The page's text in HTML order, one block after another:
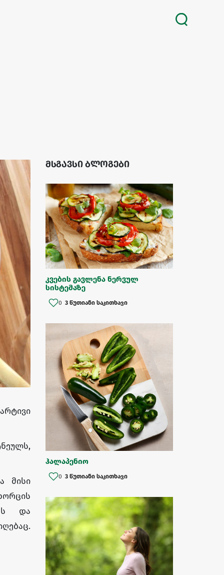
მისი
და
მსგავსი ბლოგები
კვების გავლენა ნერვულ
სისტემაზე
0 3 წუთიანი საკითხავი
ჰალაპენიო
0 3 წუთიანი საკითხავი